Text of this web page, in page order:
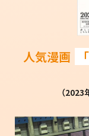
人気漫画
（